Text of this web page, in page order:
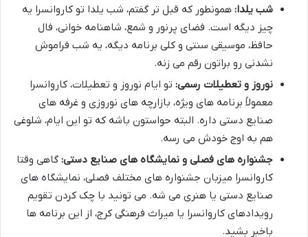
شب یلدا: همونطور که قبل تر گفتم، شب یلدا تو کاروانسرا یه
چیز دیگه است. فضای پرنور و شمع، شاهنامه خوانی، فال
حافظ، موسیقی سنتی و کلی برنامه دیگه، یه شب فراموش
نشدنی رو براتون رقم می زنه.
نوروز و تعطیلات رسمی: تو ایام نوروز و تعطیلات، کاروانسرا
معمولاً برنامه های ویژه، بازارچه های نوروزی و غرفه های
صنایع دستی داره. البته حواستون باشه که تو این ایام، شلوغی
هم به اوج خودش می رسه.
جشنواره های فصلی و نمایشگاه های صنایع دستی: گاهی وقتا
کاروانسرا میزبان جشنواره های مختلف فصلی، نمایشگاه های
صنایع دستی یا هنری می شه. می تونید با چک کردن تقویم
رویدادهای کاروانسرا یا میراث فرهنگی کرج، از این برنامه ها
باخبر بشید.